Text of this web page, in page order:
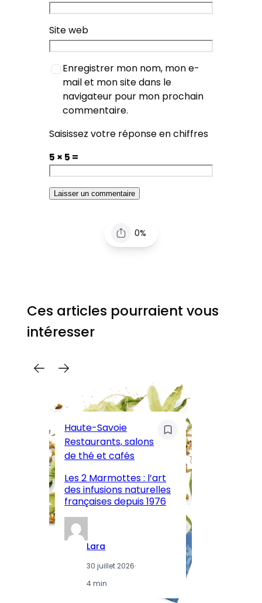
Site web
Enregistrer mon nom, mon e-
mail et mon site dans le
navigateur pour mon prochain
commentaire.
Saisissez votre réponse en chiffres
5 × 5 =
0%
Ces articles pourraient vous
intéresser
Haute-Savoie
Restaurants, salons
de thé et cafés
Les 2 Marmottes : l’art
des infusions naturelles
françaises depuis 1976
Lara
30 juillet 2026·
4 min